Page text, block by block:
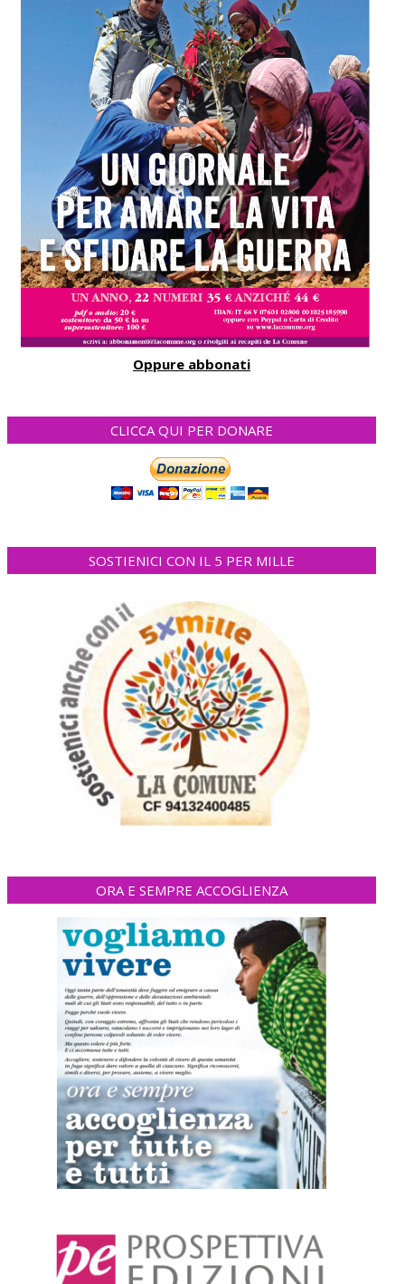
Oppure abbonati
CLICCA QUI PER DONARE
SOSTIENICI CON IL 5 PER MILLE
ORA E SEMPRE ACCOGLIENZA